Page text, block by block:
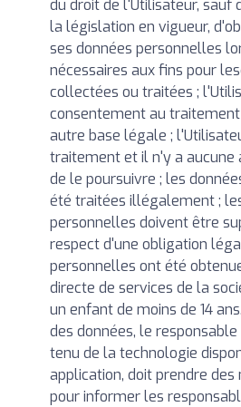
du droit de l'Utilisateur, sauf
la législation en vigueur,
ses données personnelles
nécessaires aux fins pour
collectées ou traitées ;
consentement au
autre base légale ;
traitement et il n'y a aucune
de le poursuivre ; les
été traitées illégalement ;
personnelles doivent être
respect d'une obligation
personnelles ont été
directe de services de la
un enfant de moins de 14
des données, le
tenu de la technologie
application, doit prendre
pour informer les